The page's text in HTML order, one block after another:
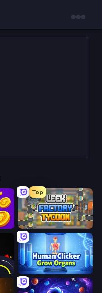
Top
Leek Factory Tycoon
Human Clicker: Grow Organs